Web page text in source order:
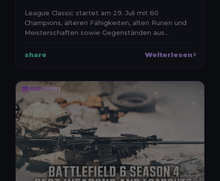
League Classic startet am 29. Juli mit 60
Champions, älteren Fähigkeiten, alten Runen und
Meisterschaften sowie Gegenständen aus
share
Weiterlesen